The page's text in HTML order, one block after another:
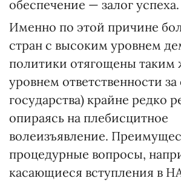
обеспечение — залог успеха.
Именно по этой причине
стран с высоким уровнем
политики отягощены
уровнем ответственности за
государства) крайне редко
опираясь на плебисцитное
волеизъявление.
процедурные вопросы,
касающиеся вступления в